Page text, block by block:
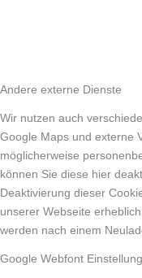
Andere externe Dienste
Wir nutzen auch
Google Maps und externe
möglicherweise
können Sie diese hier
Deaktivierung dieser
unserer Webseite
werden nach einem
Google Webfont